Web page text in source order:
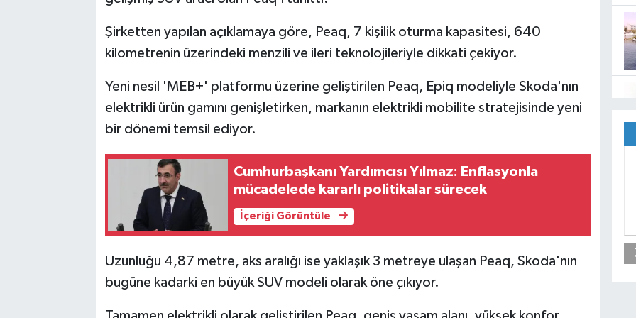
Şirketten yapılan açıklamaya göre, Peaq, 7 kişilik oturma kapasitesi, 640
kilometrenin üzerindeki menzili ve ileri teknolojileriyle dikkati çekiyor.
Yeni nesil 'MEB+' platformu üzerine geliştirilen Peaq, Epiq modeliyle Skoda'nın
elektrikli ürün gamını genişletirken, markanın elektrikli mobilite stratejisinde yeni
bir dönemi temsil ediyor.
Cumhurbaşkanı Yardımcısı Yılmaz: Enflasyonla
mücadelede kararlı politikalar sürecek
İçeriği Görüntüle
Uzunluğu 4,87 metre, aks aralığı ise yaklaşık 3 metreye ulaşan Peaq, Skoda'nın
bugüne kadarki en büyük SUV modeli olarak öne çıkıyor.